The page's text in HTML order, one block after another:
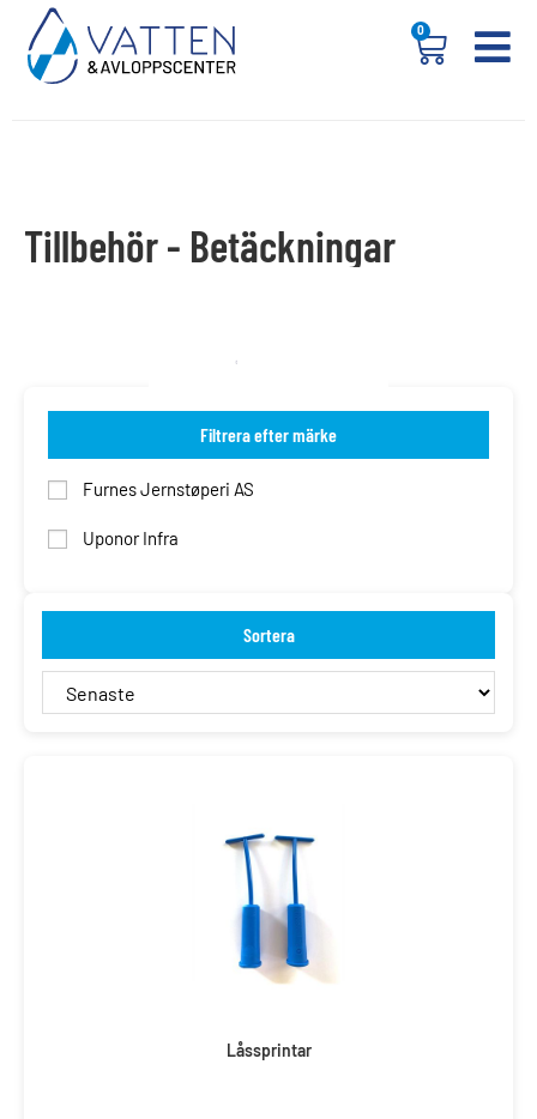
0
Tillbehör - Betäckningar
Filtrera efter märke
Furnes Jernstøperi AS
Uponor Infra
Sortera
Låssprintar